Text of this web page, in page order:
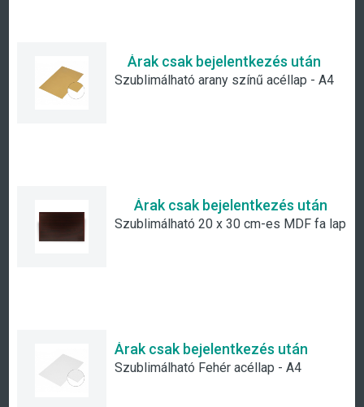
Árak csak bejelentkezés után
Szublimálható arany színű acéllap - A4
Árak csak bejelentkezés után
Szublimálható 20 x 30 cm-es MDF fa lap
Árak csak bejelentkezés után
Szublimálható Fehér acéllap - A4